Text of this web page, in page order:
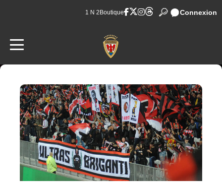
1 N 2 Boutique Connexion